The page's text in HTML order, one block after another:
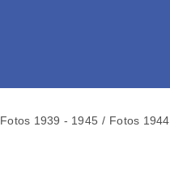
Fotos 1939 - 1945 Fotos 1944